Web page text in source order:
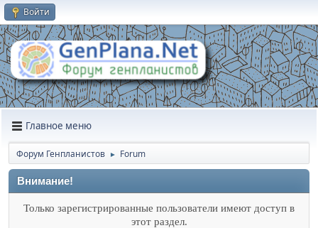
Войти
Главное меню
Форум Генпланистов ► Forum
Внимание!
Только зарегистрированные пользователи имеют доступ в
этот раздел.